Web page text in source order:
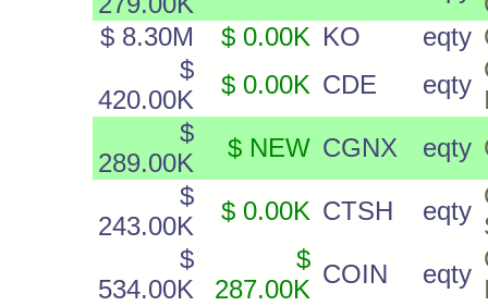
$ 8.30M
$ 0.00K KO eqty
$
420.00K
$ 0.00K CDE eqty
$
289.00K
$ NEW CGNX eqty
$
243.00K
$ 0.00K CTSH eqty
$
534.00K
$
287.00K
COIN eqty